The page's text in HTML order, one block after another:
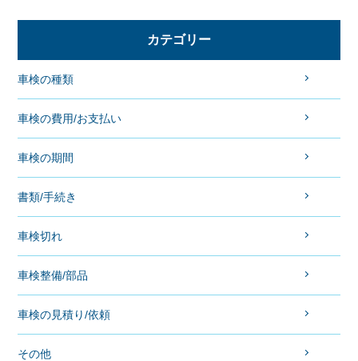
カテゴリー
車検の種類
車検の費用/お支払い
車検の期間
書類/手続き
車検切れ
車検整備/部品
車検の見積り/依頼
その他